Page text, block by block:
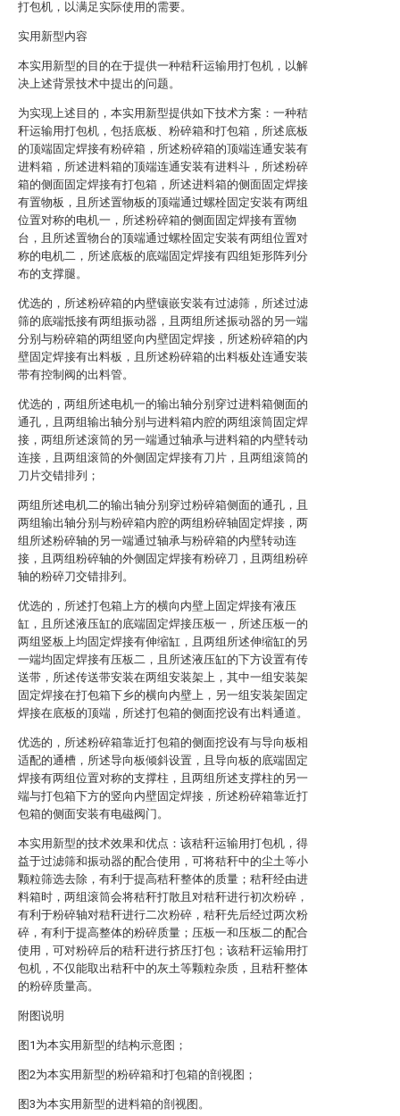
打包机，以满足实际使用的需要。
实用新型内容
本实用新型的目的在于提供一种秸秆运输用打包机，以解
决上述背景技术中提出的问题。
为实现上述目的，本实用新型提供如下技术方案：一种秸
秆运输用打包机，包括底板、粉碎箱和打包箱，所述底板
的顶端固定焊接有粉碎箱，所述粉碎箱的顶端连通安装有
进料箱，所述进料箱的顶端连通安装有进料斗，所述粉碎
箱的侧面固定焊接有打包箱，所述进料箱的侧面固定焊接
有置物板，且所述置物板的顶端通过螺栓固定安装有两组
位置对称的电机一，所述粉碎箱的侧面固定焊接有置物
台，且所述置物台的顶端通过螺栓固定安装有两组位置对
称的电机二，所述底板的底端固定焊接有四组矩形阵列分
布的支撑腿。
优选的，所述粉碎箱的内壁镶嵌安装有过滤筛，所述过滤
筛的底端抵接有两组振动器，且两组所述振动器的另一端
分别与粉碎箱的两组竖向内壁固定焊接，所述粉碎箱的内
壁固定焊接有出料板，且所述粉碎箱的出料板处连通安装
带有控制阀的出料管。
优选的，两组所述电机一的输出轴分别穿过进料箱侧面的
通孔，且两组输出轴分别与进料箱内腔的两组滚筒固定焊
接，两组所述滚筒的另一端通过轴承与进料箱的内壁转动
连接，且两组滚筒的外侧固定焊接有刀片，且两组滚筒的
刀片交错排列；
两组所述电机二的输出轴分别穿过粉碎箱侧面的通孔，且
两组输出轴分别与粉碎箱内腔的两组粉碎轴固定焊接，两
组所述粉碎轴的另一端通过轴承与粉碎箱的内壁转动连
接，且两组粉碎轴的外侧固定焊接有粉碎刀，且两组粉碎
轴的粉碎刀交错排列。
优选的，所述打包箱上方的横向内壁上固定焊接有液压
缸，且所述液压缸的底端固定焊接压板一，所述压板一的
两组竖板上均固定焊接有伸缩缸，且两组所述伸缩缸的另
一端均固定焊接有压板二，且所述液压缸的下方设置有传
送带，所述传送带安装在两组安装架上，其中一组安装架
固定焊接在打包箱下乡的横向内壁上，另一组安装架固定
焊接在底板的顶端，所述打包箱的侧面挖设有出料通道。
优选的，所述粉碎箱靠近打包箱的侧面挖设有与导向板相
适配的通槽，所述导向板倾斜设置，且导向板的底端固定
焊接有两组位置对称的支撑柱，且两组所述支撑柱的另一
端与打包箱下方的竖向内壁固定焊接，所述粉碎箱靠近打
包箱的侧面安装有电磁阀门。
本实用新型的技术效果和优点：该秸秆运输用打包机，得
益于过滤筛和振动器的配合使用，可将秸秆中的尘土等小
颗粒筛选去除，有利于提高秸秆整体的质量；秸秆经由进
料箱时，两组滚筒会将秸秆打散且对秸秆进行初次粉碎，
有利于粉碎轴对秸秆进行二次粉碎，秸秆先后经过两次粉
碎，有利于提高整体的粉碎质量；压板一和压板二的配合
使用，可对粉碎后的秸秆进行挤压打包；该秸秆运输用打
包机，不仅能取出秸秆中的灰土等颗粒杂质，且秸秆整体
的粉碎质量高。
附图说明
图1为本实用新型的结构示意图；
图2为本实用新型的粉碎箱和打包箱的剖视图；
图3为本实用新型的进料箱的剖视图。